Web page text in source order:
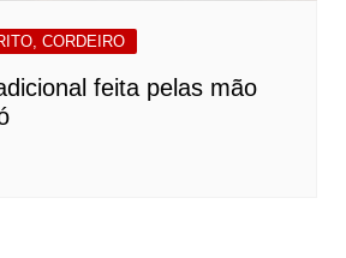
CORDEIRO
feita pelas mão